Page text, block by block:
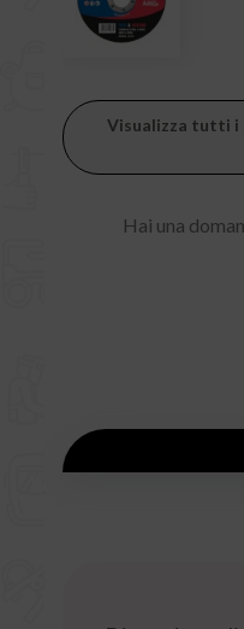
Visualizza tutti i
Hai una